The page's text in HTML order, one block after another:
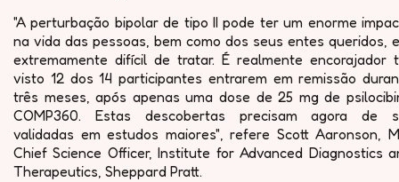
"A perturbação bipolar de tipo II pode ter um enorme
na vida das pessoas, bem como dos seus entes queridos,
extremamente difícil de tratar. É realmente encorajador
visto 12 dos 14 participantes entrarem em remissão
três meses, após apenas uma dose de 25 mg de
COMP360. Estas descobertas precisam agora de
validadas em estudos maiores", refere Scott Aaronson,
Chief Science Officer, Institute for Advanced Diagnostics
Therapeutics, Sheppard Pratt.